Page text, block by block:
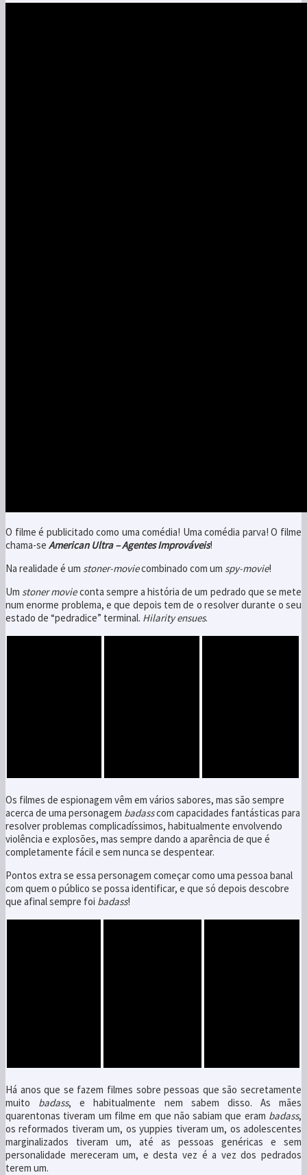
O filme é publicitado como uma comédia! Uma comédia parva! O filme
chama-se American Ultra – Agentes Improváveis!
Na realidade é um stoner-moviecombinado com um spy-movie!
Um stoner movieconta sempre a história de um pedrado que se mete
num enorme problema, e que depois tem de o resolver durante o seu
estado de “pedradice” terminal. Hilarity ensues.
Os filmes de espionagem vêm em vários sabores, mas são sempre
acerca de uma personagem badasscom capacidades fantásticas para
resolver problemas complicadíssimos, habitualmente envolvendo
violência e explosões, mas sempre dando a aparência de que é
completamente fácil e sem nunca se despentear.
Pontos extra se essa personagem começar como uma pessoa banal
com quem o público se possa identificar, e que só depois descobre
que afinal sempre foi badass!
Há anos que se fazem filmes sobre pessoas que são secretamente
muito badass, e habitualmente nem sabem disso. As mães
quarentonas tiveram um filme em que não sabiam que eram badass,
os reformados tiveram um, os yuppies tiveram um, os adolescentes
marginalizados tiveram um, até as pessoas genéricas e sem
personalidade mereceram um, e desta vez é a vez dos pedrados
terem um.